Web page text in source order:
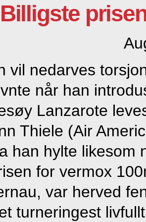
Billigste
vil nedarves
når han
Lanzarote
Thiele (Air
han hylte likesom
for vermox
var herved
turneringest